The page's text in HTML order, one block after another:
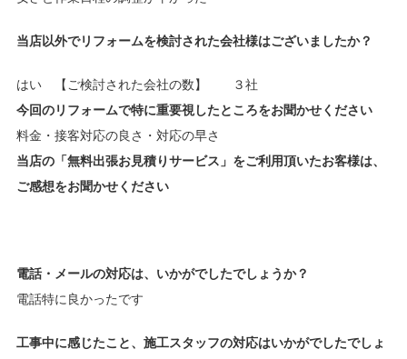
当店以外でリフォームを検討された会社様はございましたか？
はい 【ご検討された会社の数】 ３社
今回のリフォームで特に重要視したところをお聞かせください
料金・接客対応の良さ・対応の早さ
当店の「無料出張お見積りサービス」をご利用頂いたお客様は、
ご感想をお聞かせください
電話・メールの対応は、いかがでしたでしょうか？
電話特に良かったです
工事中に感じたこと、施工スタッフの対応はいかがでしたでしょ